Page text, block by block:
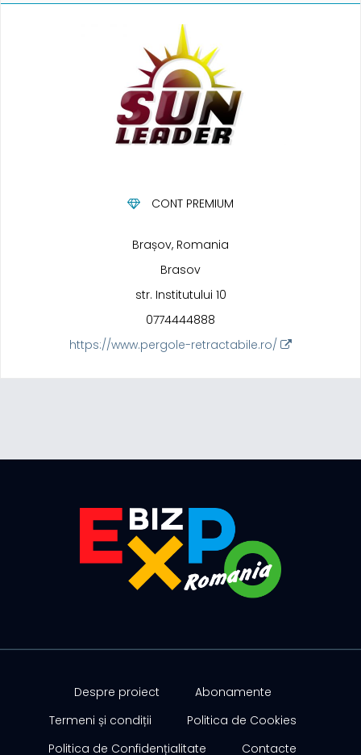
CONT PREMIUM
Brașov, Romania
Brasov
str. Institutului 10
0774444888
https://www.pergole-retractabile.ro/
Despre proiect
Abonamente
Termeni și condiții
Politica de Cookies
Politica de Confidențialitate
Contacte